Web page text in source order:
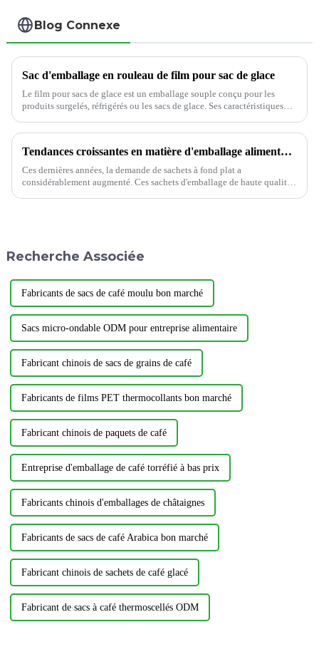
Blog Connexe
Sac d'emballage en rouleau de film pour sac de glace
Le film pour sacs de glace est un emballage souple conçu pour les
produits surgelés, réfrigérés ou les sacs de glace. Ses caractéristiques
Tendances croissantes en matière d'emballage alimentaire : sachet à fond plat
Ces dernières années, la demande de sachets à fond plat a
considérablement augmenté. Ces sachets d'emballage de haute qualité
Recherche Associée
Fabricants de sacs de café moulu bon marché
Sacs micro-ondable ODM pour entreprise alimentaire
Fabricant chinois de sacs de grains de café
Fabricants de films PET thermocollants bon marché
Fabricant chinois de paquets de café
Entreprise d'emballage de café torréfié à bas prix
Fabricants chinois d'emballages de châtaignes
Fabricants de sacs de café Arabica bon marché
Fabricant chinois de sachets de café glacé
Fabricant de sacs à café thermoscellés ODM